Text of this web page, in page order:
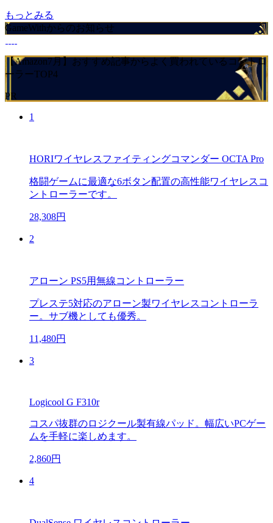
もっとみる
GameWithからのお知らせ
【Amazon7月】おすすめ記事からよく買われているコントロ
ーラーTOP4
PR
1
HORIワイヤレスファイティングコマンダー OCTA Pro
格闘ゲームに最適な6ボタン配置の高性能ワイヤレスコ
ントローラーです。
28,308円
2
アローン PS5用無線コントローラー
プレステ5対応のアローン製ワイヤレスコントローラ
ー。サブ機としても優秀。
11,480円
3
Logicool G F310r
コスパ抜群のロジクール製有線パッド。幅広いPCゲー
ムを手軽に楽しめます。
2,860円
4